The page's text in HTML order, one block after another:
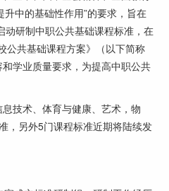
中的基础性作用”的要求，旨在
研制中职公共基础课程标准，在
公共基础课程方案》（以下简称
学业质量要求，为提高中职公共
技术、体育与健康、艺术，物
，另外5门课程标准近期将陆续发